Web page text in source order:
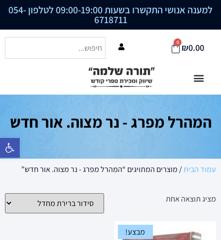
פתח סרגל
למענה אנושי התקשרו בשעות 09:00-19:00 לטלפון 054-
6718711
₪0.00
0
המהרל מפרג - נר מצוה. אור חדש
עמוד הבית/ מוצרים המתויגים “המהרל מפרג - נר מצוה. אור חדש”
מציג תוצאה אחת
מבצע!